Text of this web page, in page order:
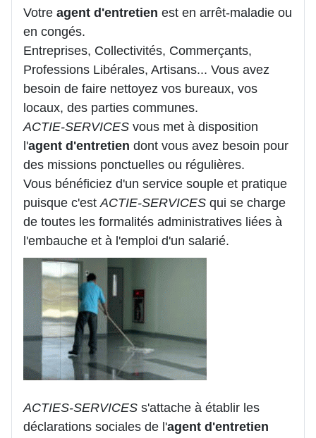
Votre agent d'entretien est en arrêt-maladie ou
en congés.
Entreprises, Collectivités, Commerçants,
Professions Libérales, Artisans... Vous avez
besoin de faire nettoyez vos bureaux, vos
locaux, des parties communes.
ACTIE-SERVICES vous met à disposition
l'agent d'entretien dont vous avez besoin pour
des missions ponctuelles ou régulières.
Vous bénéficiez d'un service souple et pratique
puisque c'estACTIE-SERVICES qui se charge
de toutes les formalités administratives liées à
l'embauche et à l'emploi d'un salarié.
ACTIES-SERVICES s'attache à établir les
déclarations sociales de l'agent d'entretien